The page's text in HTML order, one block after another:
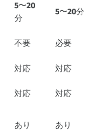
5〜20
分
5〜20分
不要 必要
対応
対応
対応 対応
あり あり